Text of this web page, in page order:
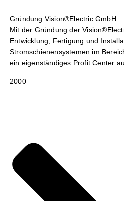
Gründung Vision®Electric GmbH
Mit der Gründung der
Entwicklung, Fertigung und
Stromschienensystemen im
ein eigenständiges Profit Center
2000